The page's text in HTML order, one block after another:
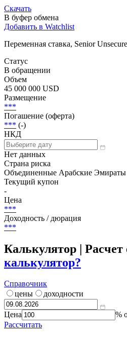
Скачать
В буфер обмена
Добавить в Watchlist
Переменная ставка, Senior
Статус
В обращении
Объем
45 000 000 USD
Размещение
***
Погашение (оферта)
*** (-)
НКД
Нет данных
Страна риска
Объединенные Арабские Эмираты
Текущий купон
-
Цена
***
Доходность / дюрация
***
Калькулятор | Расчет
калькулятор?
Справочник
цены
доходности
Цена
%
Рассчитать